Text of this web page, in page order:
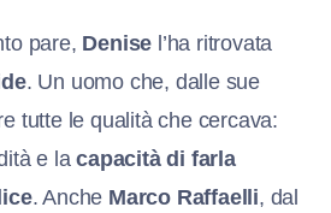
pare, Denise l’ha ritrovata
. Un uomo che, dalle sue
tutte le qualità che cercava:
e lacapacità di farla
. Anche Marco Raffaelli, dal